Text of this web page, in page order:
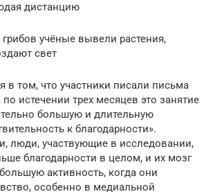
дистанцию
учёные вывели растения,
свет
в том, что участники писали письма
по истечении трех месяцев это занятие
большую и длительную
к благодарности».
люди, участвующие в исследовании,
благодарности в целом, и их мозг
активность, когда они
особенно в медиальной